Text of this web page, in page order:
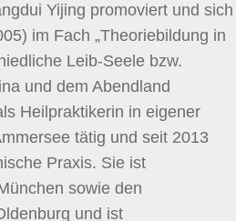
Yijing promoviert und sich
im Fach „Theoriebildung in
Leib-Seele bzw.
und dem Abendland
Heilpraktikerin in eigener
tätig und seit 2013
Praxis. Sie ist
sowie den
und ist